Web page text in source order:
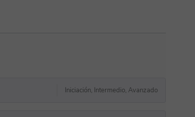
Iniciación, Intermedio, Avanzado